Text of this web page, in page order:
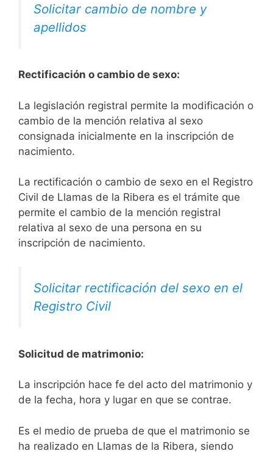
Solicitar cambio de nombre y
apellidos
Rectificación o cambio de sexo:
La legislación registral permite la modificación o
cambio de la mención relativa al sexo
consignada inicialmente en la inscripción de
nacimiento.
La rectificación o cambio de sexo en el Registro
Civil de Llamas de la Ribera es el trámite que
permite el cambio de la mención registral
relativa al sexo de una persona en su
inscripción de nacimiento.
Solicitar rectificación del sexo en el
Registro Civil
Solicitud de matrimonio:
La inscripción hace fe del acto del matrimonio y
de la fecha, hora y lugar en que se contrae.
Es el medio de prueba de que el matrimonio se
ha realizado en Llamas de la Ribera, siendo